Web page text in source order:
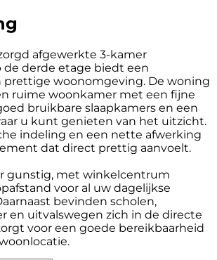
afgewerkte 3-kamer
derde etage biedt een
prettige woonomgeving. De woning
ruime woonkamer met een fijne
bruikbare slaapkamers en een
u kunt genieten van het uitzicht.
indeling en een nette afwerking
dat direct prettig aanvoelt.
gunstig, met winkelcentrum
voor al uw dagelijkse
bevinden scholen,
en uitvalswegen zich in de directe
voor een goede bereikbaarheid